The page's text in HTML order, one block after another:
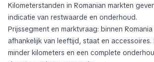
Kilometerstanden in Romanian markten
indicatie van restwaarde en onderhoud.
Prijssegment en marktvraag: binnen
afhankelijk van leeftijd, staat en accessoires.
minder kilometers en een complete